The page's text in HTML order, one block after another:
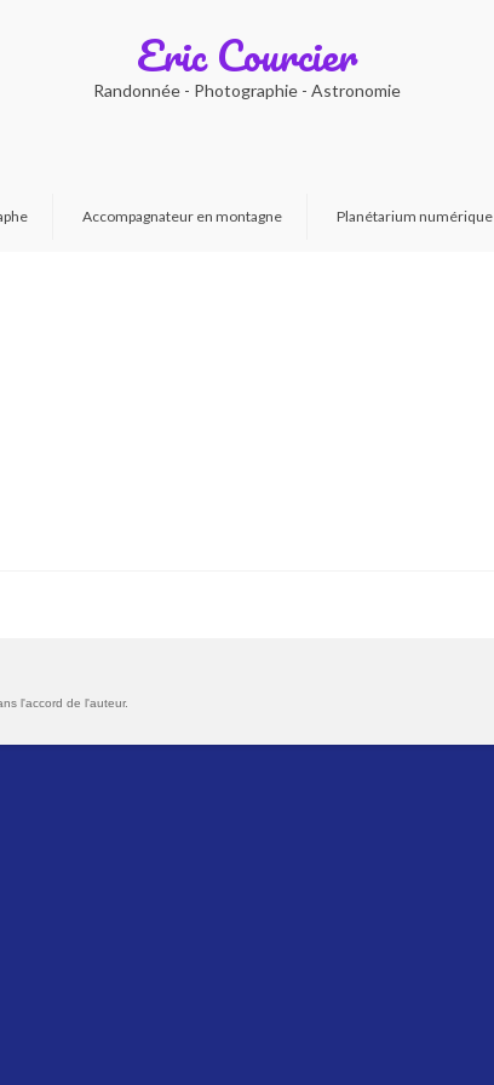
Eric Courcier
Randonnée - Photographie - Astronomie
Accompagnateur en montagne Planétarium numérique
l'accord de l'auteur.